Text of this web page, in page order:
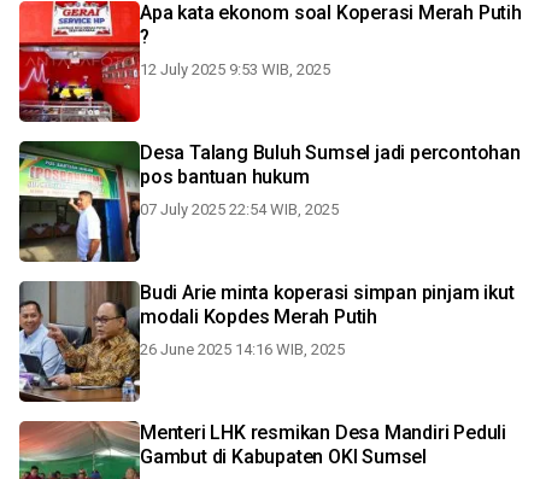
Apa kata ekonom soal Koperasi Merah Putih
?
12 July 2025 9:53 WIB, 2025
Desa Talang Buluh Sumsel jadi percontohan
pos bantuan hukum
07 July 2025 22:54 WIB, 2025
Budi Arie minta koperasi simpan pinjam ikut
modali Kopdes Merah Putih
26 June 2025 14:16 WIB, 2025
Menteri LHK resmikan Desa Mandiri Peduli
Gambut di Kabupaten OKI Sumsel